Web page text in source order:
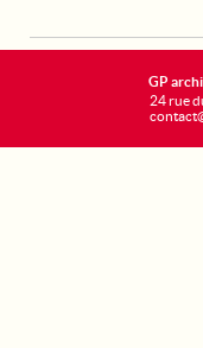
GP
24 rue